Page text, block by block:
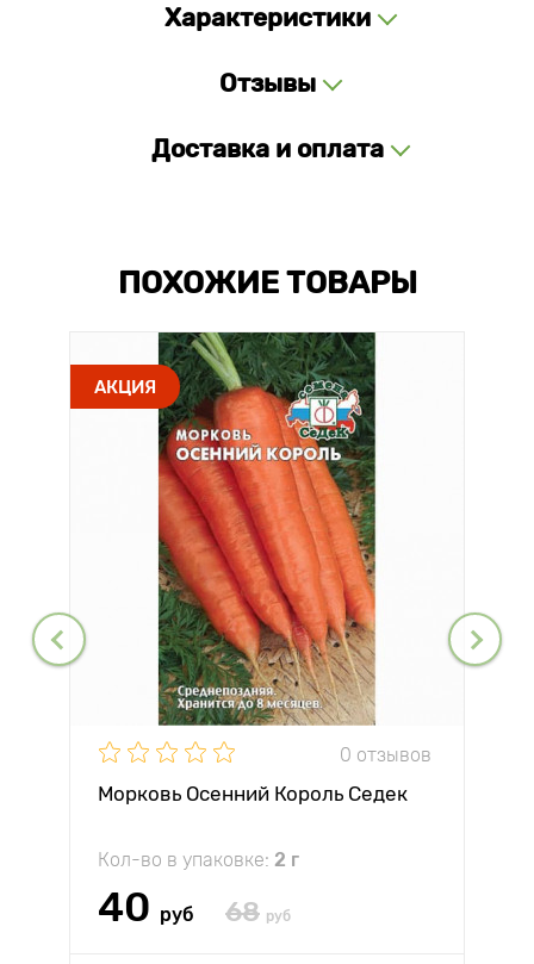
Характеристики
Отзывы
Доставка и оплата
ПОХОЖИЕ ТОВАРЫ
АКЦИЯ
0 отзывов
Морковь Осенний Король Седек
Кол-во в упаковке: 2 г
40 руб 68 руб